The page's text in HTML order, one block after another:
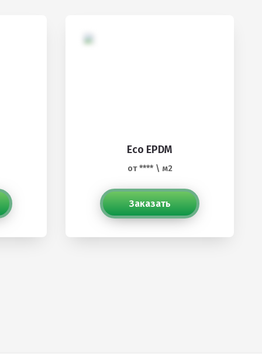
Eco EPDM
от **** \ м2
Заказать